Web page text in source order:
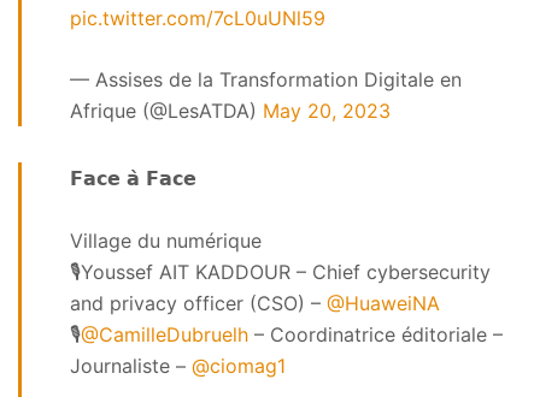
pic.twitter.com/7cL0uUNl59
— Assises de la Transformation Digitale en
Afrique (@LesATDA) May 20, 2023
𝗙𝗮𝗰𝗲 𝗮̀ 𝗙𝗮𝗰𝗲
Village du numérique
🎙️Youssef AIT KADDOUR – Chief cybersecurity
and privacy officer (CSO) – @HuaweiNA
🎙️@CamilleDubruelh – Coordinatrice éditoriale –
Journaliste – @ciomag1